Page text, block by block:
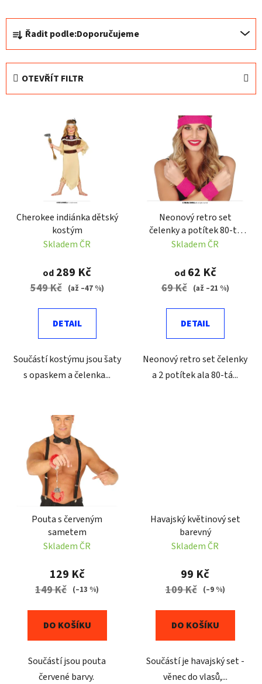
Ř
a
z
Řadit podle:Doporučujeme
OTEVŘÍT FILTR
Cherokee indiánka dětský
kostým
Skladem ČR
od 289 Kč
549 Kč (až –47 %)
DETAIL
Součástí kostýmu jsou šaty
s opaskem a čelenka...
Neonový retro set
čelenky a potítek 80-tá
léta
Skladem ČR
od62 Kč
69 Kč (až –21 %)
DETAIL
Neonový retro set čelenky
a 2 potítek ala 80-tá...
Pouta s červeným
sametem
Skladem ČR
129 Kč
149 Kč (–13 %)
DO KOŠÍKU
Součástí jsou pouta
červené barvy.
Havajský květinový set
barevný
Skladem ČR
99 Kč
109 Kč (–9 %)
DO KOŠÍKU
Součástí je havajský set -
věnec do vlasů,...